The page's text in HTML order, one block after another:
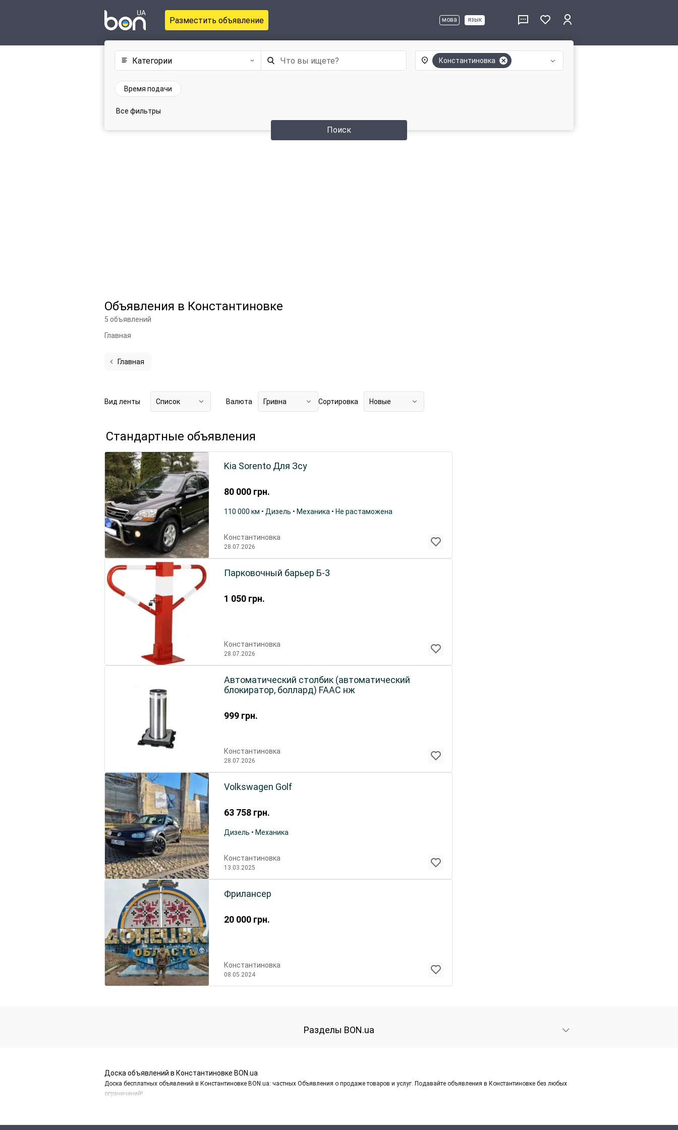
Разместить объявление мова язык
Категории Константиновка
Поиск
Время подачи
Все фильтры
Объявления в Константиновке
5 объявлений
Главная
Главная
Вид ленты Список Валюта Гривна Сортировка Новые
Стандартные объявления
80 000 грн.
Kia Sorento Для Зсу
110 000 км • Дизель • Механика • Не растаможена
Константиновка
28.07.2026
1 050 грн.
Парковочный барьер Б-3
Константиновка
28.07.2026
999 грн.
Автоматический столбик (автоматический
блокиратор, боллард) FAAC нж
Константиновка
28.07.2026
63 758 грн.
Volkswagen Golf
Дизель • Механика
Константиновка
13.03.2025
20 000 грн.
Фрилансер
Константиновка
08.05.2024
Разделы BON.ua
Доска объявлений в Константиновке BON.ua
Доска бесплатных объявлений в Константиновке BON.ua: частных Объявления о продаже товаров и услуг. Подавайте объявления в Константиновке без любых
ограничений!